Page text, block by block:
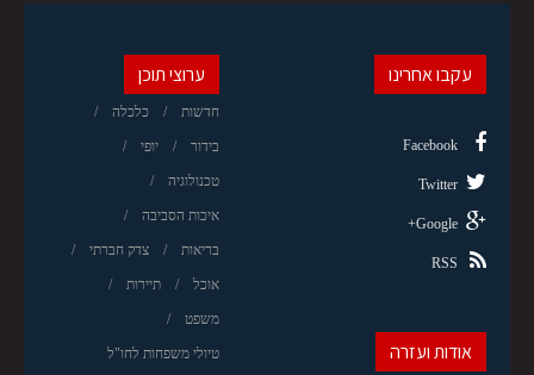
ערוצי תוכן
חדשות כלכלה
בידור יופי
טכנולוגיה
איכות הסביבה
בריאות צדק חברתי
אוכל תיירות
משפט
טיולי משפחות לחו"ל
עקבו אחרינו
Facebook
Twitter
Google+
RSS
אודות ועזרה